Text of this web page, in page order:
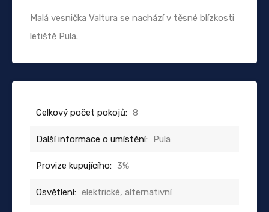
Malá vesnička Valtura se nachází v těsné blízkosti
letiště Pula.
Celkový počet pokojů: 8
Další informace o umístění: Pula
Provize kupujícího: 3%
Osvětlení: elektrické, alternativní